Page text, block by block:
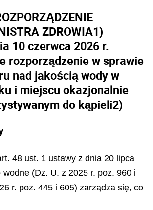
ZDROWIA1)
10 czerwca 2026 r.
rozporządzenie w sprawie
nad jakością wody w
i miejscu okazjonalnie
do kąpieli2)
48 ust. 1 ustawy z dnia 20 lipca
wodne (Dz. U. z 2025 r. poz. 960 i
r. poz. 445 i 605) zarządza się, co